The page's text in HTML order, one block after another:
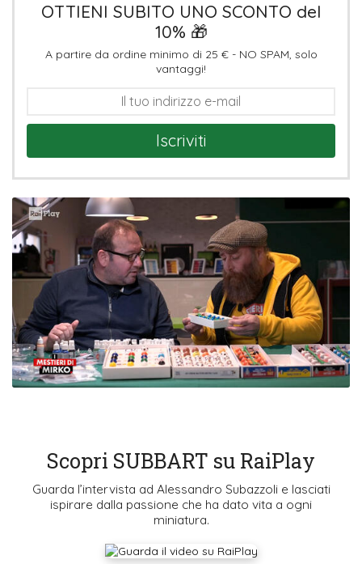
OTTIENI SUBITO UNO SCONTO del
10% 🎁
A partire da ordine minimo di 25 € - NO SPAM, solo
vantaggi!
Iscriviti
Scopri SUBBART su RaiPlay
Guarda l’intervista ad Alessandro Subazzoli e lasciati
ispirare dalla passione che ha dato vita a ogni
miniatura.